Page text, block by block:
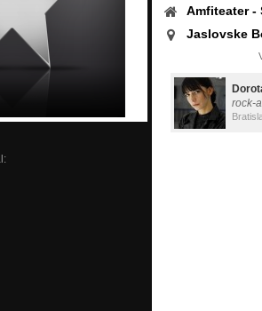
Amfiteater -
Jaslovske
rock-